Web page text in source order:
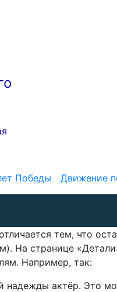
Победы Движение
тем, что
На странице
Например, так:
актёр. Это